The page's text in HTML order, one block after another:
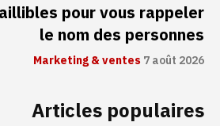
pour vous rappeler
le nom des personnes
Marketing & ventes7 août 2026
Articles populaires